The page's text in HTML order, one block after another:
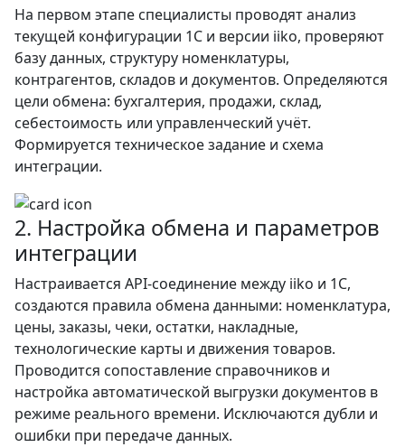
На первом этапе специалисты проводят анализ
текущей конфигурации 1С и версии iiko, проверяют
базу данных, структуру номенклатуры,
контрагентов, складов и документов. Определяются
цели обмена: бухгалтерия, продажи, склад,
себестоимость или управленческий учёт.
Формируется техническое задание и схема
интеграции.
2. Настройка обмена и параметров
интеграции
Настраивается API-соединение между iiko и 1С,
создаются правила обмена данными: номенклатура,
цены, заказы, чеки, остатки, накладные,
технологические карты и движения товаров.
Проводится сопоставление справочников и
настройка автоматической выгрузки документов в
режиме реального времени. Исключаются дубли и
ошибки при передаче данных.